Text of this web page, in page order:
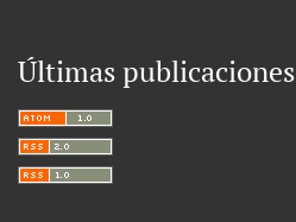
Últimas publicaciones